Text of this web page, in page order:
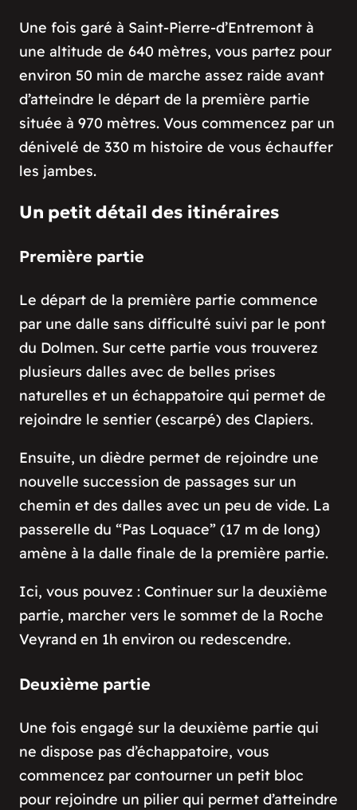
Une fois garé à Saint-Pierre-d’Entremont à
une altitude de 640 mètres, vous partez pour
environ 50 min de marche assez raide avant
d’atteindre le départ de la première partie
située à 970 mètres. Vous commencez par un
dénivelé de 330 m histoire de vous échauffer
les jambes.
Un petit détail des itinéraires
Première partie
Le départ de la première partie commence
par une dalle sans difficulté suivi par le pont
du Dolmen. Sur cette partie vous trouverez
plusieurs dalles avec de belles prises
naturelles et un échappatoire qui permet de
rejoindre le sentier (escarpé) des Clapiers.
Ensuite, un dièdre permet de rejoindre une
nouvelle succession de passages sur un
chemin et des dalles avec un peu de vide. La
passerelle du “Pas Loquace” (17 m de long)
amène à la dalle finale de la première partie.
Ici, vous pouvez : Continuer sur la deuxième
partie, marcher vers le sommet de la Roche
Veyrand en 1h environ ou redescendre.
Deuxième partie
Une fois engagé sur la deuxième partie qui
ne dispose pas d’échappatoire, vous
commencez par contourner un petit bloc
pour rejoindre un pilier qui permet d’atteindre